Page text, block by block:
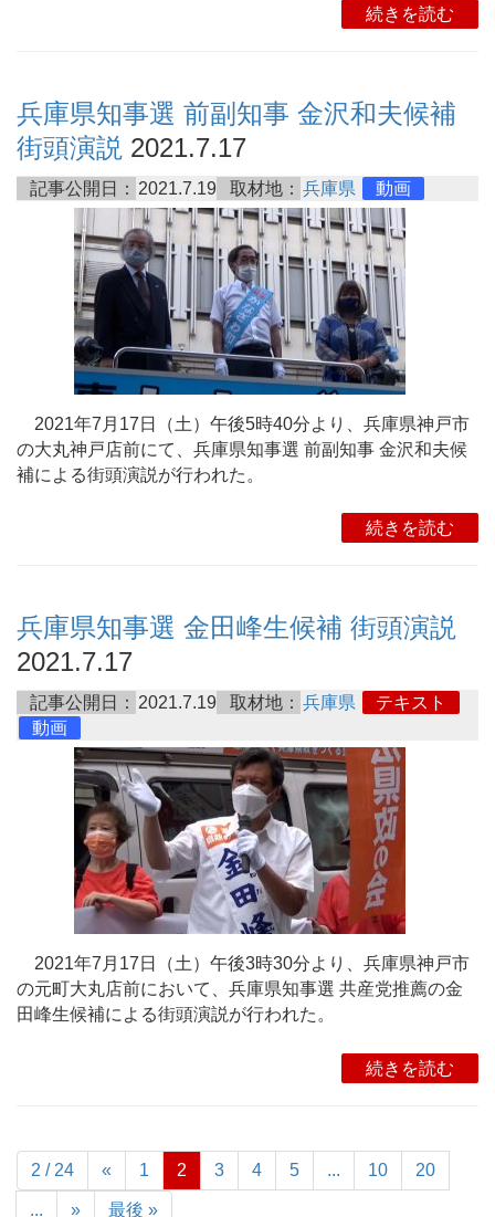
続きを読む
兵庫県知事選 前副知事 金沢和夫候補
街頭演説 2021.7.17
記事公開日： 2021.7.19 取材地： 兵庫県 動画
2021年7月17日（土）午後5時40分より、兵庫県神戸市
の大丸神戸店前にて、兵庫県知事選 前副知事 金沢和夫候
補による街頭演説が行われた。
続きを読む
兵庫県知事選 金田峰生候補 街頭演説
2021.7.17
記事公開日： 2021.7.19 取材地： 兵庫県
テキスト
動画
2021年7月17日（土）午後3時30分より、兵庫県神戸市
の元町大丸店前において、兵庫県知事選 共産党推薦の金
田峰生候補による街頭演説が行われた。
続きを読む
2 / 24 « 1 2 3 4 5 ... 10 20
... » 最後 »